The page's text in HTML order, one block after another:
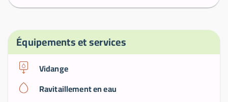
Équipements et services
Vidange
Ravitaillement en eau